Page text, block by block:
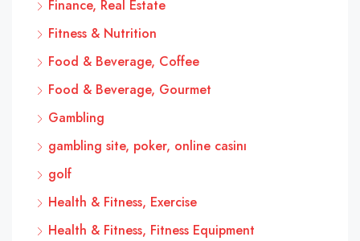
Finance, Real Estate
Fitness & Nutrition
Food & Beverage, Coffee
Food & Beverage, Gourmet
Gambling
gambling site, poker, online casinı
golf
Health & Fitness, Exercise
Health & Fitness, Fitness Equipment